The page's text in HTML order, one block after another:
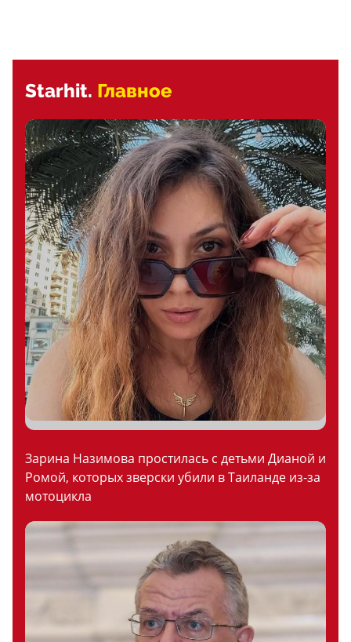
Starhit. Главное
Зарина Назимова простилась с детьми Дианой и
Ромой, которых зверски убили в Таиланде из-за
мотоцикла